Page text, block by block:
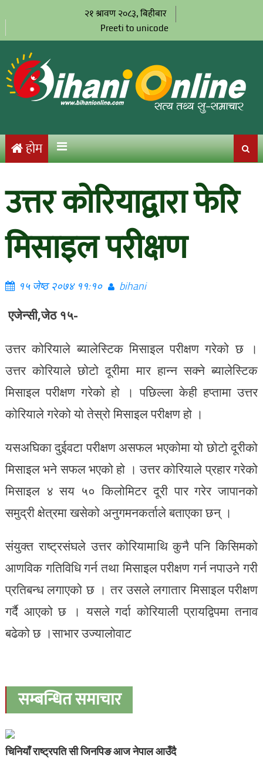
२१ श्रावण २०८३, बिहीबार
Preeti to unicode
होम
उत्तर कोरियाद्वारा फेरि
मिसाइल परीक्षण
१५ जेष्ठ २०७४ ११:१० bihani
एजेन्सी,जेठ १५-
उत्तर कोरियाले ब्यालेस्टिक मिसाइल परीक्षण गरेको छ ।
उत्तर कोरियाले छोटो दूरीमा मार हान्न सक्ने ब्यालेस्टिक
मिसाइल परीक्षण गरेको हो । पछिल्ला केही हप्तामा उत्तर
कोरियाले गरेको यो तेस्रो मिसाइल परीक्षण हो ।
यसअघिका दुईवटा परीक्षण असफल भएकोमा यो छोटो दूरीको
मिसाइल भने सफल भएको हो । उत्तर कोरियाले प्रहार गरेको
मिसाइल ४ सय ५० किलोमिटर दूरी पार गरेर जापानको
समुद्री क्षेत्रमा खसेको अनुगमनकर्ताले बताएका छन् ।
संयुक्त राष्ट्रसंघले उत्तर कोरियामाथि कुनै पनि किसिमको
आणविक गतिविधि गर्न तथा मिसाइल परीक्षण गर्न नपाउने गरी
प्रतिबन्ध लगाएको छ । तर उसले लगातार मिसाइल परीक्षण
गर्दै आएको छ । यसले गर्दा कोरियाली प्रायद्विपमा तनाव
बढेको छ ।साभार उज्यालोवाट
सम्बन्धित समाचार
चिनियाँ राष्ट्रपति सी जिनपिङ आज नेपाल आउँदै